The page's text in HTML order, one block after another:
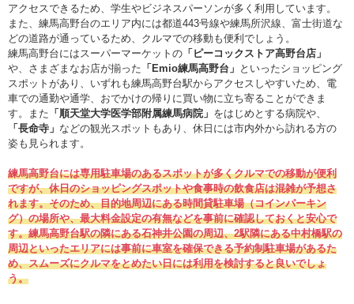
アクセスできるため、学生やビジネスパーソンが多く利用しています。
また、練馬高野台のエリア内には都道443号線や練馬所沢線、富士街道な
どの道路が通っているため、クルマでの移動も便利でしょう。
練馬高野台にはスーパーマーケットの 「ピーコックストア高野台店」
や、さまざまなお店が揃った 「Emio練馬高野台」 といったショッピング
スポットがあり、いずれも練馬高野台駅からアクセスしやすいため、電
車での通勤や通学、おでかけの帰りに買い物に立ち寄ることができま
す。また 「順天堂大学医学部附属練馬病院」 をはじめとする病院や、
「長命寺」 などの観光スポットもあり、休日には市内外から訪れる方の
姿も見られます。
練馬高野台には専用駐車場のあるスポットが多くクルマでの移動が便利
ですが、休日のショッピングスポットや食事時の飲食店は混雑が予想さ
れます。そのため、目的地周辺にある時間貸駐車場（コインパーキン
グ）の場所や、最大料金設定の有無などを事前に確認しておくと安心で
す。練馬高野台駅の隣にある石神井公園の周辺、2駅隣にある中村橋駅の
周辺といったエリアには事前に車室を確保できる予約制駐車場があるた
め、スムーズにクルマをとめたい日には利用を検討すると良いでしょ
う。